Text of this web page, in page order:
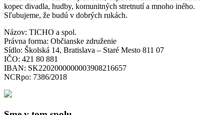
kopec divadla, hudby, komunitných stretnutí a mnoho iného.
Sľubujeme, že budú v dobrých rukách.
Názov: TICHO a spol.
Právna forma: Občianske združenie
Sídlo: Školská 14, Bratislava – Staré Mesto 811 07
IČO: 421 80 881
IBAN: SK2202000000003908216657
NCRpo: 7386/2018